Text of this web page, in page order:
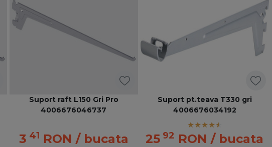
Suport raft L150 Gri Pro
4006676046737
3 41 RON / bucata
Suport pt.teava T330 gri
4006676034192
25 92 RON / bucata